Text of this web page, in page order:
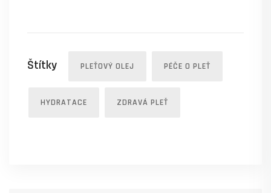
Štítky PLEŤOVÝ OLEJ PÉČE O PLEŤ
HYDRATACE ZDRAVÁ PLEŤ